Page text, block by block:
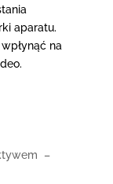
aparatu.
na
–